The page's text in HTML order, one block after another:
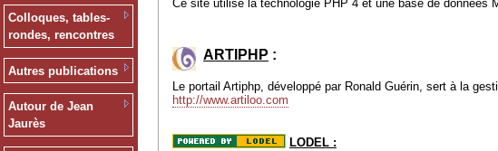
Colloques, tables-
rondes, rencontres
Autres publications
Autour de Jean
Jaurès
Ce site utilise la technologie PHP 4 et une base de
ARTIPHP :
Le portail Artiphp, développé par Ronald Guérin, sert à la
http://www.artiloo.com
LODEL :